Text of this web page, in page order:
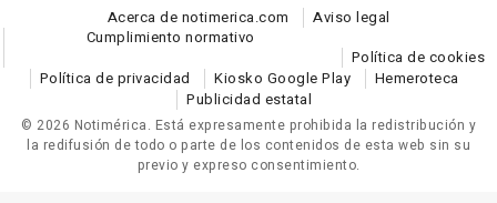
Acerca de notimerica.com
Aviso legal
Cumplimiento normativo
Política de cookies
Política de privacidad
Kiosko Google Play
Hemeroteca
Publicidad estatal
© 2026 Notimérica. Está expresamente prohibida la redistribución y
la redifusión de todo o parte de los contenidos de esta web sin su
previo y expreso consentimiento.